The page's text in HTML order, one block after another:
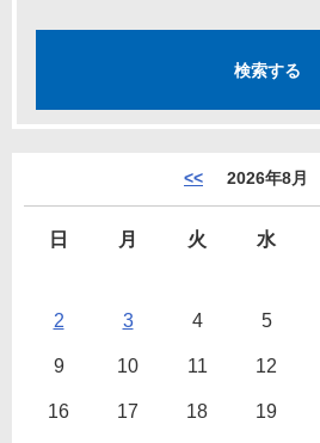
<< 2026年8月
日 月 火 水
2 3 4 5
9 10 11 12
16 17 18 19